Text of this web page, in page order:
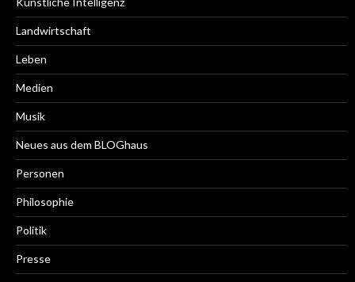
Landwirtschaft
Leben
Medien
Musik
Neues aus dem BLOGhaus
Personen
Philosophie
Politik
Presse